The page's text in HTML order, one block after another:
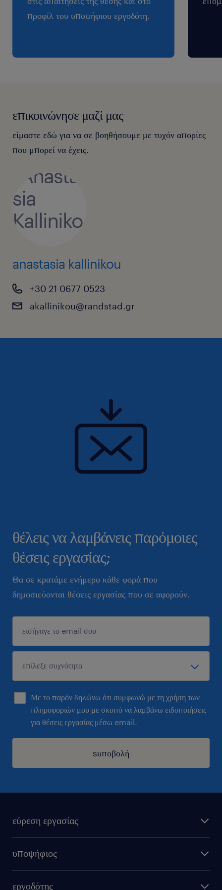
προφίλ του υποψήφιου εργοδότη.
επικοινώνησε μαζί μας
είμαστε εδώ για να σε βοηθήσουμε με τυχόν απορίες
που μπορεί να έχεις.
anastasia kallinikou
+30 21 0677 0523
akallinikou@randstad.gr
θέλεις να λαμβάνεις παρόμοιες
θέσεις εργασίας;
Θα σε κρατάμε ενήμερο κάθε φορά που
δημοσιεύονται θέσεις εργασίας που σε αφορούν.
Με το παρόν δηλώνω ότι συμφωνώ με τη χρήση των
πληροφοριών μου με σκοπό να λαμβάνω ειδοποιήσεις
για θέσεις εργασίας μέσω email.
sυποβολή
εύρεση εργασίας
εξ αποστάσεως εργασία
υποψήφιος
εργοδότης